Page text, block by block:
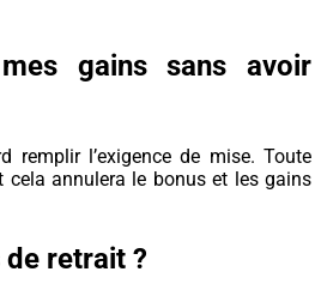
gains sans avoir
remplir l’exigence de mise. Toute
cela annulera le bonus et les gains
retrait ?